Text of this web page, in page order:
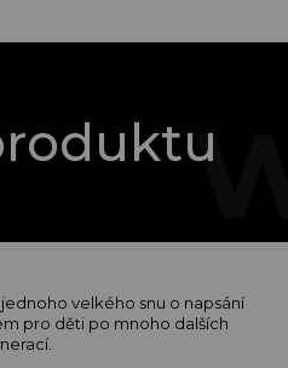
velkého snu o napsání
pro děti po mnoho dalších